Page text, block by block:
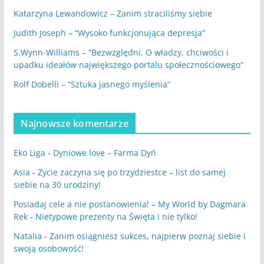
Katarzyna Lewandowicz – Zanim straciliśmy siebie
Judith Joseph – “Wysoko funkcjonująca depresja”
S.Wynn-Williams – “Bezwzględni. O władzy, chciwości i
upadku ideałów największego portalu społecznościowego”
Rolf Dobelli – “Sztuka jasnego myślenia”
Najnowsze komentarze
Eko Liga - Dyniowe love – Farma Dyń
Asia - Życie zaczyna się po trzydziestce – list do samej
siebie na 30 urodziny!
Posiadaj cele a nie postanowienia! – My World by Dagmara
Rek- Nietypowe prezenty na Święta i nie tylko!
Natalia - Zanim osiągniesz sukces, najpierw poznaj siebie i
swoją osobowość!